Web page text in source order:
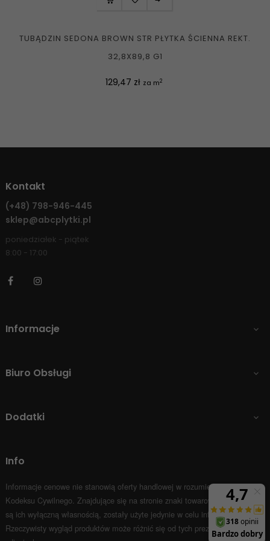
TUBĄDZIN SEDONA BROWN STR PŁYTKA ŚCIENNA REKT.
32,8X89,8 G1
Cena
129,47 zł za m2
Kontakt
(+48) 798-946-445
sklep@abcplytki.pl
poniedziałek - piątek
8:00 - 17:00
Facebook
Informacje 
Biuro Obsługi 
Dodatki 
Info
Informacje cenowe nie stanowią oferty handlowej w rozumieniu Art.66 par.1
Kodeksu Cywilnego. Znajdujące się na stronie znaki towarowe i nazwy firm
są ich wyłączną własnością, zostały użyte jedynie w celu informacyjnym.
Rzeczywisty wygląd produktów może różnić się od tych prezentowanych na